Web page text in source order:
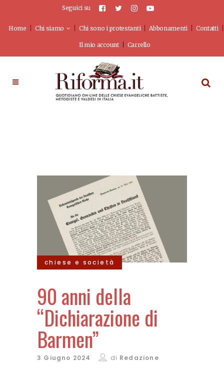
Seguici su
Home Chi siamo Chi sono i protestanti Abbonamenti Contatti
Il mio account Carrello
chiese e società
90 anni della
“Dichiarazione di
Barmen”
3 Giugno 2024 di Redazione